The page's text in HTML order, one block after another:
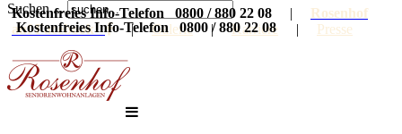
Suchen ...
Kostenfreies Info-Telefon 0800 / 880 22 08 | Rosenhof
auf Facebook
|Galerie|Karriere | Presse
Kostenfreies Info-Telefon 0800 / 880 22 08